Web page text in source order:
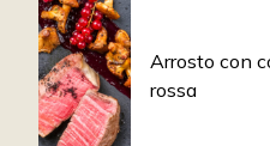
Arrosto con
rossa